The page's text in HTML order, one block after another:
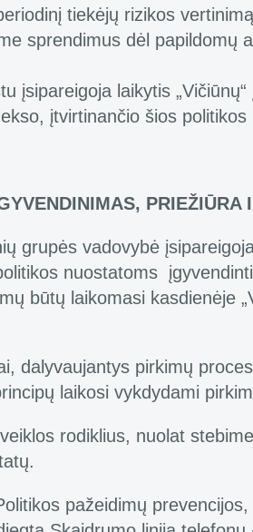
tiekėjų rizikos
sprendimus dėl papildomų
įsipareigoja laikytis
įtvirtinančio šios politikos
PRIEŽIŪRA
grupės vadovybė
nuostatoms
būtų laikomasi kasdienėje
dalyvaujantys pirkimų
laikosi vykdydami
rodiklius, nuolat
pažeidimų